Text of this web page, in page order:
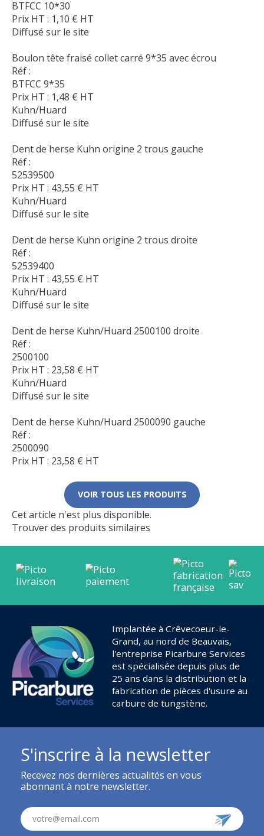
BTFCC 10*30
Prix HT : 1,10 € HT
Diffusé sur le site
Boulon tête fraisé collet carré 9*35 avec écrou
Réf :
BTFCC 9*35
Prix HT : 1,48 € HT
Kuhn/Huard
Diffusé sur le site
Dent de herse Kuhn origine 2 trous gauche
Réf :
52539500
Prix HT : 43,55 € HT
Kuhn/Huard
Diffusé sur le site
Dent de herse Kuhn origine 2 trous droite
Réf :
52539400
Prix HT : 43,55 € HT
Kuhn/Huard
Diffusé sur le site
Dent de herse Kuhn/Huard 2500100 droite
Réf :
2500100
Prix HT : 23,58 € HT
Kuhn/Huard
Diffusé sur le site
Dent de herse Kuhn/Huard 2500090 gauche
Réf :
2500090
Prix HT : 23,58 € HT
VOIR TOUS LES PRODUITS
Cet article n'est plus disponible.
Trouver des produits similaires
Implantée à Crêvecoeur-le-
Grand, au nord de Beauvais,
l'entreprise Picarbure Services
est spécialisée depuis plus de
25 ans dans la distribution et la
fabrication de pièces d'usure au
carbure de tungstène.
S'inscrire à la newsletter
Recevez nos dernières actualités en vous
abonnant à notre newsletter.
votre@email.com